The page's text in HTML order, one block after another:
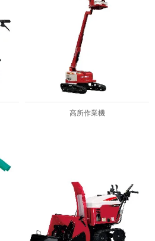
高所作業機